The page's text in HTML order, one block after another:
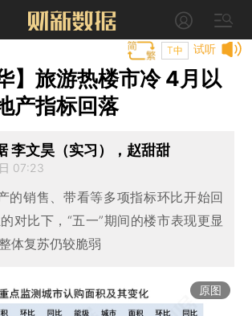
试听
T中
】旅游热楼市冷 4月以
产指标回落
李文昊（实习），赵甜甜
07:23
的销售、带看等多项指标环比开始回
对比下，“五一”期间的楼市表现更显
体复苏仍较脆弱
原图